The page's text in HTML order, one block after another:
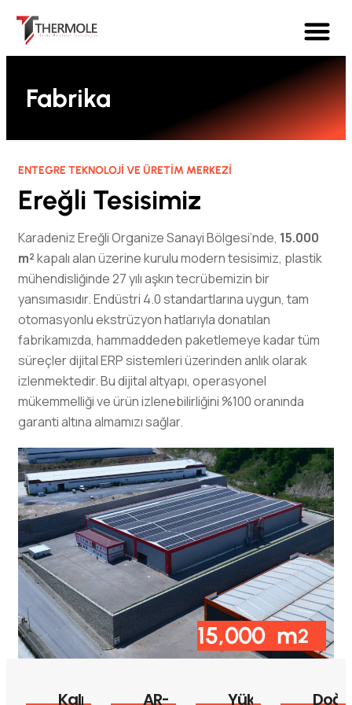
Fabrika
m2
15,000
ENTEGRE TEKNOLOJI VE ÜRETIM MERKEZI
Ereğli Tesisimiz
Karadeniz Ereğli Organize Sanayi Bölgesi’nde, 15.000
m²kapalı alan üzerine kurulu modern tesisimiz, plastik
mühendisliğinde 27 yılı aşkın tecrübemizin bir
yansımasıdır.Endüstri 4.0 standartlarına uygun, tam
otomasyonlu ekstrüzyon hatlarıyla donatılan
fabrikamızda, hammaddeden paketlemeye kadar tüm
süreçler dijital ERP sistemleri üzerinden anlık olarak
izlenmektedir. Bu dijital altyapı, operasyonel
mükemmelliği ve ürün izlenebilirliğini %100 oranında
garanti altına almamızı sağlar.
Kalıphane: AR- Yüksek